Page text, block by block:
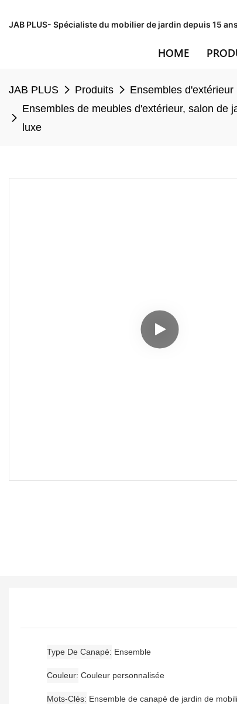
JAB PLUS- Spécialiste du mobilier de jardin depuis 15
HOME
JAB PLUS Produits Ensembles d'extérieur
Ensembles de meubles d'extérieur, salon de
luxe
Type De Canapé Ensemble
Couleur Couleur personnalisée
Mots-Clés Ensemble de canapé de jardin de